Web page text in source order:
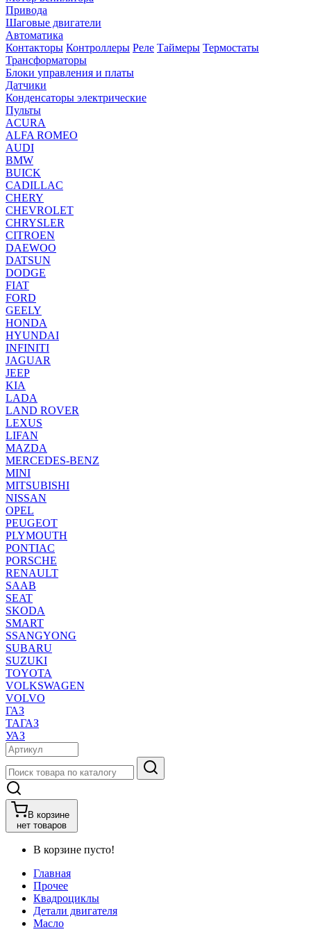
Привода
Шаговые двигатели
Автоматика
Контакторы Контроллеры Реле Таймеры Термостаты
Трансформаторы
Блоки управления и платы
Датчики
Конденсаторы электрические
Пульты
ACURA
ALFA ROMEO
AUDI
BMW
BUICK
CADILLAC
CHERY
CHEVROLET
CHRYSLER
CITROEN
DAEWOO
DATSUN
DODGE
FIAT
FORD
GEELY
HONDA
HYUNDAI
INFINITI
JAGUAR
JEEP
KIA
LADA
LAND ROVER
LEXUS
LIFAN
MAZDA
MERCEDES-BENZ
MINI
MITSUBISHI
NISSAN
OPEL
PEUGEOT
PLYMOUTH
PONTIAC
PORSCHE
RENAULT
SAAB
SEAT
SKODA
SMART
SSANGYONG
SUBARU
SUZUKI
TOYOTA
VOLKSWAGEN
VOLVO
ГАЗ
ТАГАЗ
УАЗ
В корзине
нет товаров
В корзине пусто!
Главная
Прочее
Квадроциклы
Детали двигателя
Масло